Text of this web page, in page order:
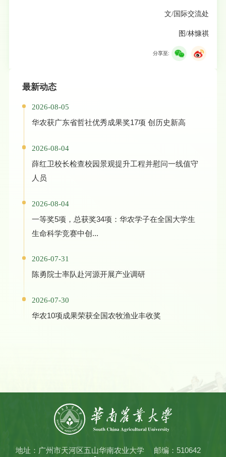
文/国际交流处
图/林慷祺
分享至:
最新动态
2026-08-05
华农获广东省哲社优秀成果奖17项 创历史新高
2026-08-04
薛红卫校长检查校园景观提升工程并慰问一线值守
人员
2026-08-04
一等奖5项，总获奖34项：华农学子在全国大学生
生命科学竞赛中创...
2026-07-31
陈勇院士率队赴河源开展产业调研
2026-07-30
华农10项成果荣获全国农牧渔业丰收奖
地址：广州市天河区五山华南农业大学
邮编：510642